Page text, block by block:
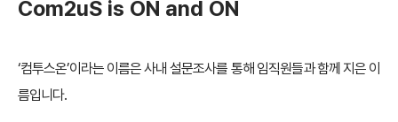
Com2uS is ON and ON
‘컴투스온’이라는 이름은 사내 설문조사를 통해 임직원들과 함께 지은 이
름입니다.